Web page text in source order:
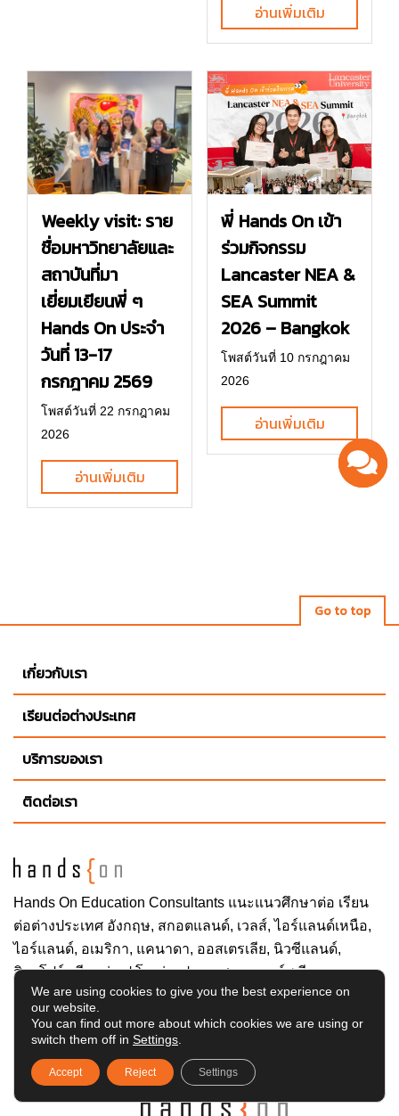
อ่านเพิ่มเติม
Weekly visit: ราย
ชื่อมหาวิทยาลัยและ
สถาบันที่มา
เยี่ยมเยียนพี่ ๆ
Hands On ประจำ
วันที่ 13-17
กรกฎาคม 2569
โพสต์วันที่ 22 กรกฎาคม
2026
อ่านเพิ่มเติม
พี่ Hands On เข้า
ร่วมกิจกรรม
Lancaster NEA &
SEA Summit
2026 – Bangkok
โพสต์วันที่ 10 กรกฎาคม
2026
อ่านเพิ่มเติม
Go to top
Hands On Education Consultants แนะแนวศึกษาต่อ เรียน
ต่อต่างประเทศ อังกฤษ, สกอตแลนด์, เวลส์, ไอร์แลนด์เหนือ,
ไอร์แลนด์, อเมริกา, แคนาดา, ออสเตรเลีย, นิวซีแลนด์,
สิงคโปร์,เรียนต่อ ป.โท ต่างประเทศและคอร์สเรียนภาษา
อังกฤษในต่างประเทศ บริการของเราฟรีทุกขั้นตอน
เกี่ยวกับเรา
เรียนต่อต่างประเทศ
บริการของเรา
ติดต่อเรา
We are using cookies to give you the best experience on
our website.
You can find out more about which cookies we are using or
switch them off in Settings
Accept Reject Settings